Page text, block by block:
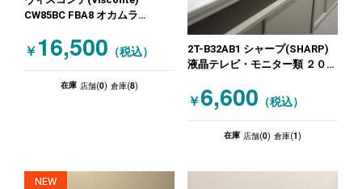
CW85BC FBA8 オカムラ
付きチェア オレンジ
￥ 16,500 （税込）
在庫 店舗(0) 倉庫(8)
2T-B32AB1 シャープ(SHARP)
液晶テレビ・モニター類 ２０１
￥6,600 （税込）
在庫 店舗(0) 倉庫(1)
NEW